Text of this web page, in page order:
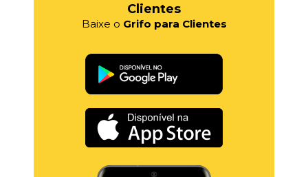
Clientes
Baixe o Grifo para Clientes